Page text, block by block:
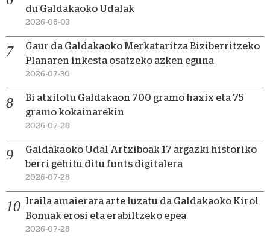
du Galdakaoko Udalak
2026-08-03
Gaur da Galdakaoko Merkataritza Biziberritzeko
Planaren inkesta osatzeko azken eguna
2026-07-30
Bi atxilotu Galdakaon 700 gramo haxix eta 75
gramo kokainarekin
2026-07-28
Galdakaoko Udal Artxiboak 17 argazki historiko
berri gehitu ditu funts digitalera
2026-07-28
Iraila amaierara arte luzatu da Galdakaoko Kirol
Bonuak erosi eta erabiltzeko epea
2026-07-28